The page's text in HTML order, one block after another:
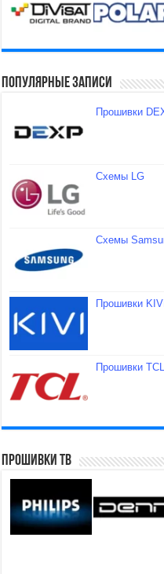
Популярные записи
Прошивки
Схемы LG
Схемы
Прошивки KIVI
Прошивки TCL
Прошивки ТВ